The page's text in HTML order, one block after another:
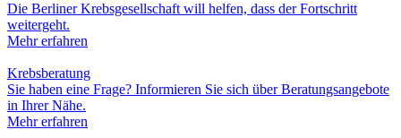
Die Berliner Krebsgesellschaft will helfen, dass der Fortschritt
weitergeht.
Mehr erfahren
Krebsberatung
Sie haben eine Frage? Informieren Sie sich über Beratungsangebote
in Ihrer Nähe.
Mehr erfahren